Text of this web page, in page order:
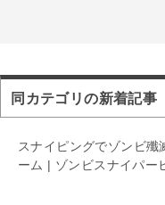
同カテゴリの新着記事
スナイピングでゾンビ殲
ーム | ゾンビスナイパー